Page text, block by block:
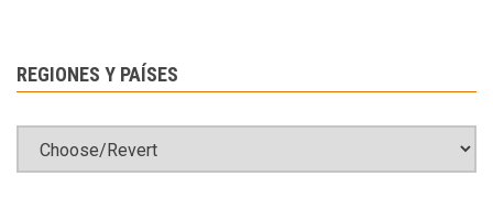
REGIONES Y PAÍSES